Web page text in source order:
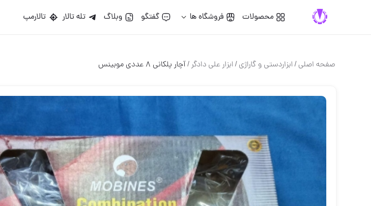
محصولات فروشگاه ها گفتگو وبلاگ تله تالار تالارمپ
صفحه اصلی/ابزاردستی و گاراژی/ابزار علی دادگر/آچار پلکانی 8 عددی موبینس